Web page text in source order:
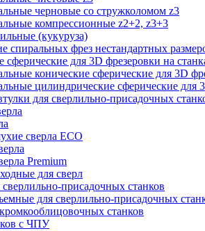
черновые со стружколомом z3
компрессионные z2+2, z3+3
(кукуруза)
спиральных фрез нестандартных
сферические для 3D фрезеровки на
конические сферические для 3D
цилиндрические сферические для
для сверлильно-присадочных
сверла ECO
Premium
для сверл
присадочных станков
для сверлильно-присадочных
станков
с ЧПУ